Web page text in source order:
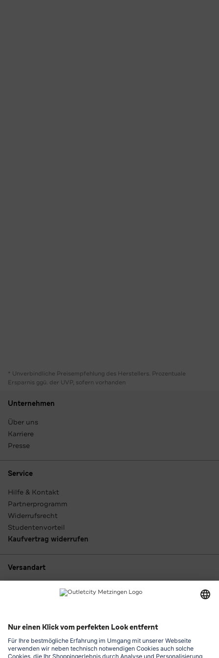
* Unverbindliche Preisempfehlung des Herstellers. Prozentuale
Ersparnis ggü. der UVP, sofern vorhanden
Unternehmen
Über uns
Karriere
Presse
Service
Hilfe & Kontakt
Partnerprogramm
Widerrufsrecht
Studentenvorteil
Kaufvertrag widerrufen
Versandart